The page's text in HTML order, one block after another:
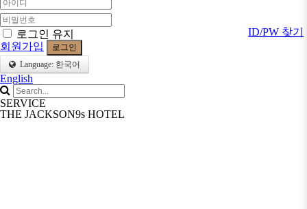
로그인 유지
ID/PW 찾기
회원가입
로그인
Language: 한국어
English
SERVICE
THE JACKSON9s HOTEL